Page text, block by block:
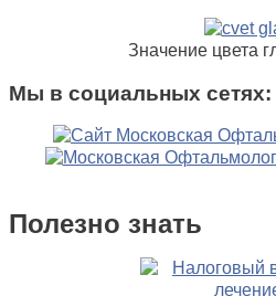
Значение цвета
Мы в социальных сетях:
Полезно знать